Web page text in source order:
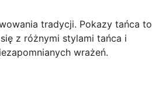
tradycji. Pokazy tańca to
z różnymi stylami tańca i
wrażeń.